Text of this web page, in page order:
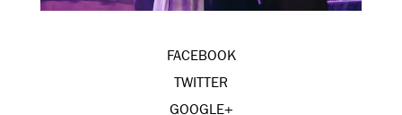
FACEBOOK
TWITTER
GOOGLE+